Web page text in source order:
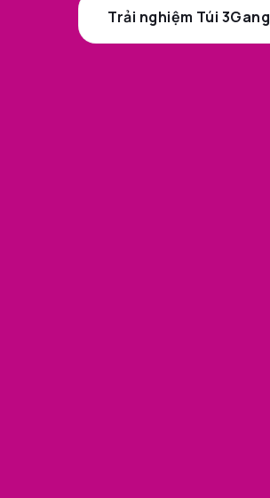
Trải nghiệm Túi 3Gang